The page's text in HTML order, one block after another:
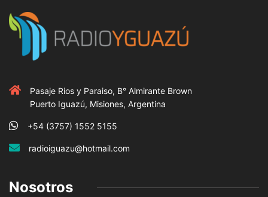
Pasaje Rios y Paraiso, B° Almirante Brown
Puerto Iguazú, Misiones, Argentina
+54 (3757) 1552 5155
radioiguazu@hotmail.com
Nosotros